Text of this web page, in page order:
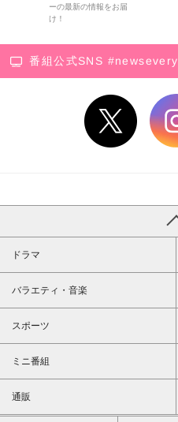
ーの最新の情報をお届
け！
番組公式SNS #newsevery
ドラマ
バラエティ・音楽
スポーツ
ミニ番組
通販